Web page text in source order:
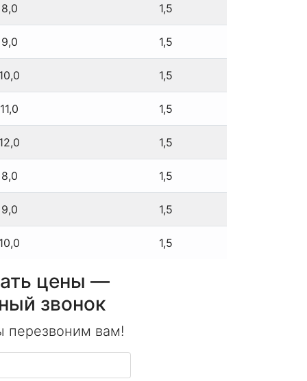
8,0 1,5
9,0 1,5
1,5
11,0 1,5
1,5
8,0 1,5
9,0 1,5
1,5
цены —
звонок
перезвоним вам!